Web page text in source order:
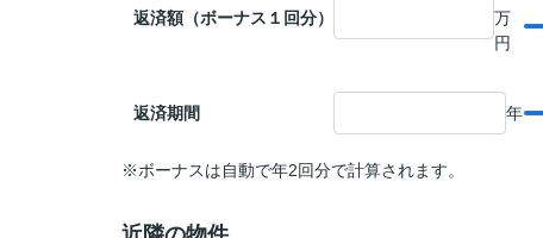
返済額（ボーナス１回分）
万
円
返済期間 年
※ボーナスは自動で年2回分で計算されます。